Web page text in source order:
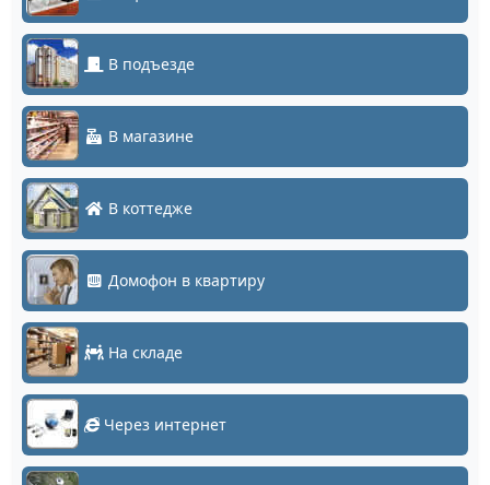
В подъезде
В магазине
В коттедже
Домофон в квартиру
На складе
Через интернет